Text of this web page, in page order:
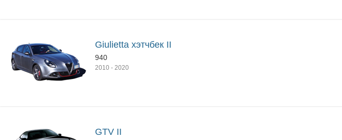
Giulietta хэтчбек II
940
2010 - 2020
GTV II